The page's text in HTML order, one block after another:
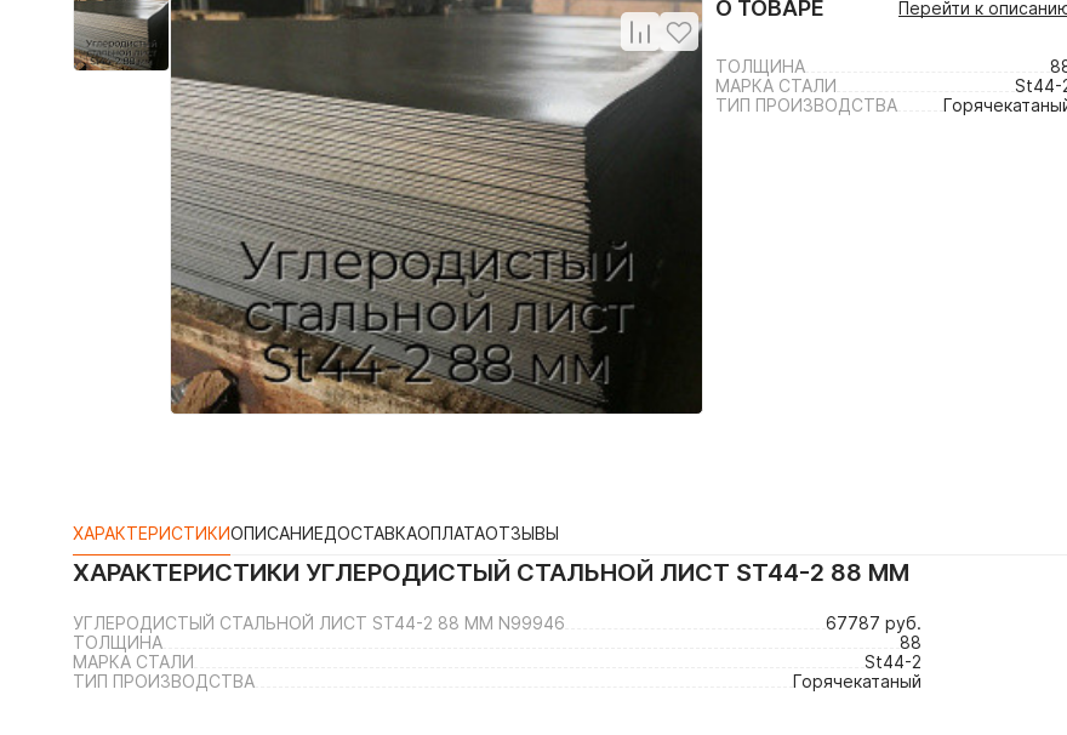
О ТОВАРЕ Перейти к
ТОЛЩИНА
МАРКА СТАЛИ
St44-
ТИП ПРОИЗВОДСТВА
ХАРАКТЕРИСТИКИОПИСАНИЕДОСТАВКАОПЛАТАОТЗЫВЫ
ХАРАКТЕРИСТИКИ УГЛЕРОДИСТЫЙ СТАЛЬНОЙ ЛИСТ ST44-2 88 ММ
УГЛЕРОДИСТЫЙ СТАЛЬНОЙ ЛИСТ ST44-2 88 ММ N99946
67787 руб.
ТОЛЩИНА
88
МАРКА СТАЛИ
St44-2
ТИП ПРОИЗВОДСТВА
Горячекатаный